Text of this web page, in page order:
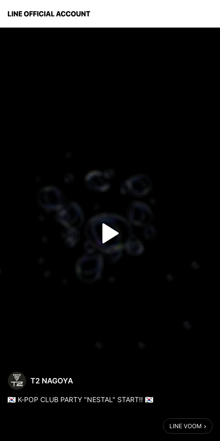
T2 NAGOYA
🇰🇷 K-POP CLUB PARTY "NESTAL" START!! 🇰🇷
名古屋を拠点に、東京/福岡/大阪/熊本など全国で大人気開催中の
日本最大級K-POPクラブパーティー『NESTAL』が9月より毎月奇
LINE VOOM